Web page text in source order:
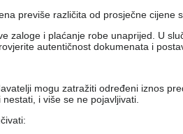
previše različita od prosječne cijene
zaloge i plaćanje robe unaprijed. U
autentičnost dokumenata i
mogu zatražiti određeni iznos
i više se ne pojavljivati.